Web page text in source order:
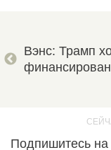
Вэнс: Трамп
Подпишитесь на